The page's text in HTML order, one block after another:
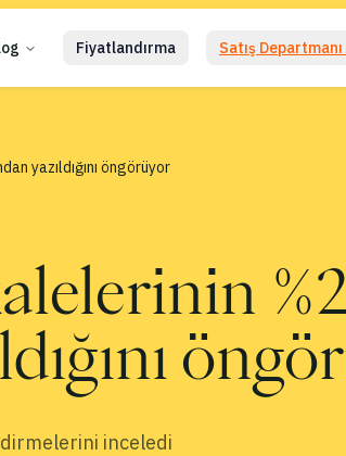
Fiyatlandırma Satış
yazıldığını öngörüyor
inceledi